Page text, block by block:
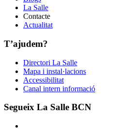
La Salle
Contacte
Actualitat
T’ajudem?
Directori La Salle
Mapa i instal·lacions
Accessibilitat
Canal intern informació
Segueix La Salle BCN